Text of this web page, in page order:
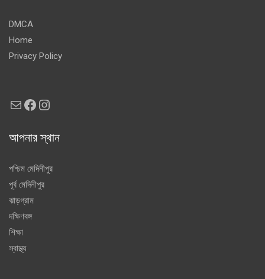
DMCA
Home
Privacy Policy
MailFacebook
Instagram
আপনার স্থান
পশ্চিম মেদিনীপুর
পূর্ব মেদিনীপুর
ঝাড়গ্রাম
দক্ষিণবঙ্গ
শিক্ষা
স্বাস্থ্য